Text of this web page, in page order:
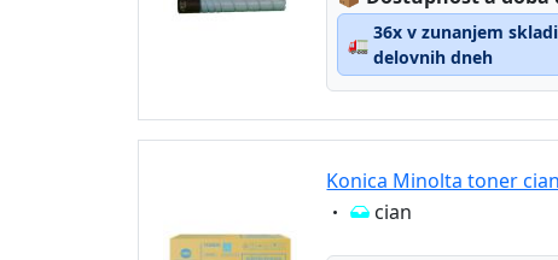
🚛
36x v zunanjem
delovnih dneh
Konica Minolta toner cian
Eigenschaft:
cian